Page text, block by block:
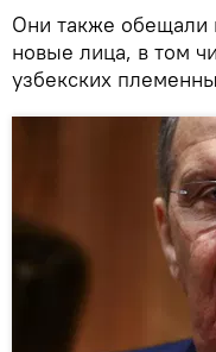
Они также обещали
новые лица, в том
узбекских